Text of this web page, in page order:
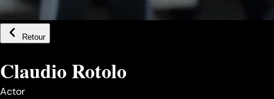
Retour
Claudio Rotolo
Actor